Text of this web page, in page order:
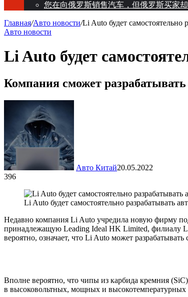
您在向俄罗斯销售汽车，但俄罗斯买家
Главная/Авто новости/Li Auto будет
Авто новости
Li Auto будет
Компания сможет
Авто Китай20.05.2022
396
Li Auto будет самостоятельно разрабатывать
Недавно компания Li Auto учредила новую фирму
принадлежащую Leading Ideal HK Limited, филиалу Li
вероятно, означает, что Li Auto может
Вполне вероятно, что чипы из карбида кремния
в высоковольтных, мощных и